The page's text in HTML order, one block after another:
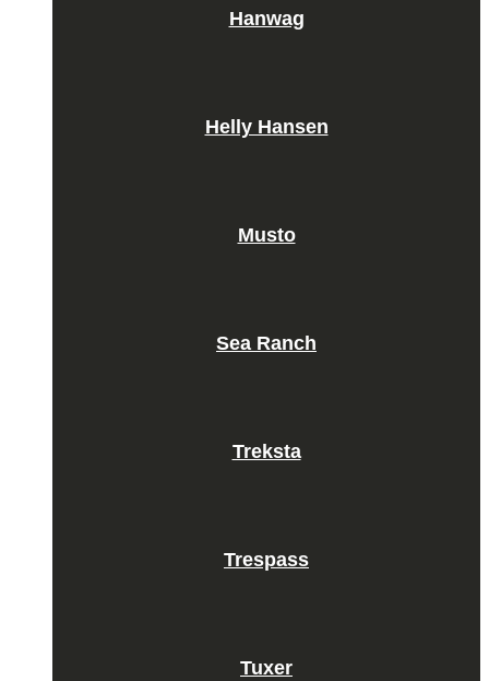
Hanwag
Helly Hansen
Musto
Sea Ranch
Treksta
Trespass
Tuxer